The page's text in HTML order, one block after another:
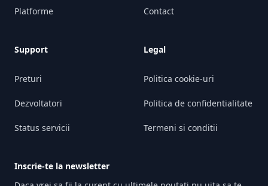
Platforme
Support
Preturi
Dezvoltatori
Status servicii
Contact
Legal
Politica cookie-uri
Politica de confidentialitate
Termeni si conditii
Inscrie-te la newsletter